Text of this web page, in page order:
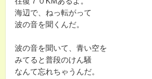
海辺で、ねっ転がって
波の音を聞くんだ。
波の音を聞いて、青い空を
みてると普段のけん騒
なんて忘れちゃうんだ。